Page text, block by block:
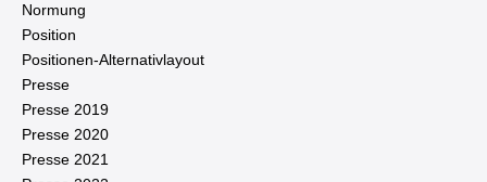
Normung
Position
Po­si­tio­nen-Al­ter­na­tiv­lay­out
Presse
Presse 2019
Presse 2020
Presse 2021